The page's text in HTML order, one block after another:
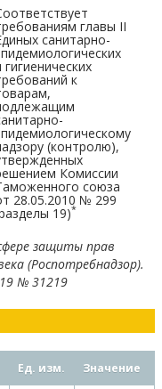
главы II
санитарно-
гигиенических
к
(контролю),
Комиссии
союза
28.05.2010 № 299
19)*
защиты прав
(Роспотребнадзор).
№ 31219
Ед. изм.
Значение